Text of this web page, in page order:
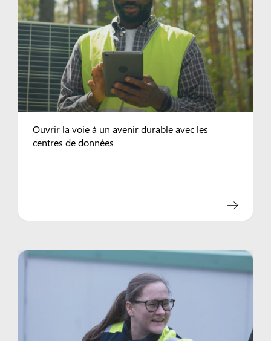
Ouvrir la voie à un avenir durable avec les
centres de données